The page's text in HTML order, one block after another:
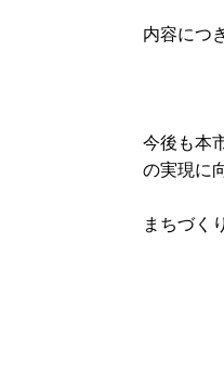
内容につ
今後も本
の実現に
まちづく